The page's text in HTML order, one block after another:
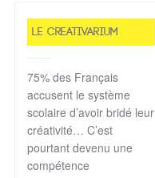
Le Creativarium
75% des Français
accusent le système
scolaire d’avoir bridé leur
créativité… C’est
pourtant devenu une
compétence